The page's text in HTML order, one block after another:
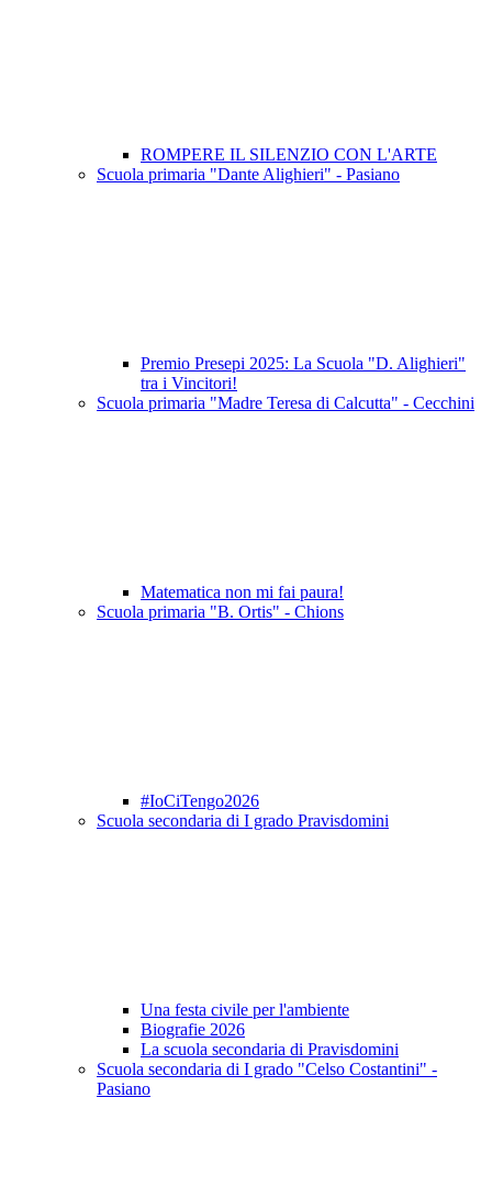
ROMPERE IL SILENZIO CON L'ARTE
Scuola primaria "Dante Alighieri" - Pasiano
Premio Presepi 2025: La Scuola "D. Alighieri"
tra i Vincitori!
Scuola primaria "Madre Teresa di Calcutta" - Cecchini
Matematica non mi fai paura!
Scuola primaria "B. Ortis" - Chions
#IoCiTengo2026
Scuola secondaria di I grado Pravisdomini
Una festa civile per l'ambiente
Biografie 2026
La scuola secondaria di Pravisdomini
Scuola secondaria di I grado "Celso Costantini" -
Pasiano